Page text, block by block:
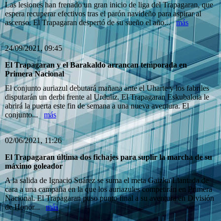
Las lesiones han frenado un gran inicio de liga del Trapagaran, que
espera recuperar efectivos tras el parón navideño para aspirar al
ascenso. El Trapagaran despertó de su sueño el año...más
24/09/2021, 09:45
El Trapagaran y el Barakaldo arrancan temporada en
Primera Nacional
El conjunto auriazul debutará mañana ante el Uharte y los fabriles
disputarán un derbi frente al Urduliz. El Trapagaran Eskubaloia le
abrirá la puerta este fin de semana a una nueva aventura. El
conjunto... más
02/06/2021, 11:26
El Trapagaran última dos fichajes para suplir la marcha de su
máximo goleador
A la salida de Ignacio Suárez se suma el meta Gaizka Llantada de
cara a una campaña en la que los auriazules competirán en Primera
Nacional. El Trapagaran puso punto final a su aventura en División
de Honor...más